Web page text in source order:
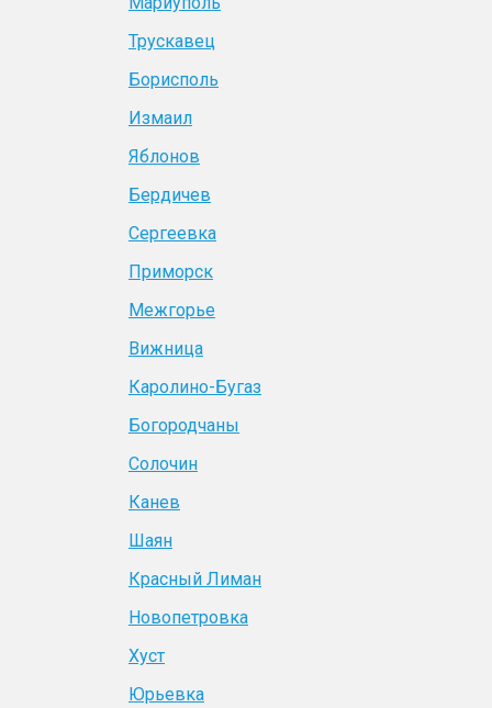
Трускавец
Борисполь
Измаил
Яблонов
Бердичев
Сергеевка
Приморск
Межгорье
Вижница
Каролино-Бугаз
Богородчаны
Солочин
Канев
Шаян
Красный Лиман
Новопетровка
Хуст
Юрьевка